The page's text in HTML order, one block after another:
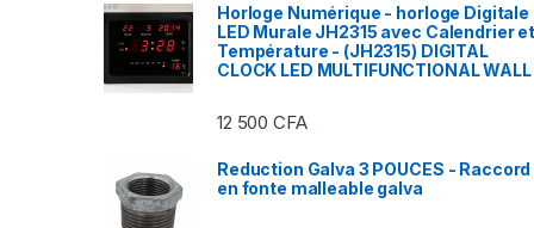
Horloge Numérique - horloge Digitale
LED Murale JH2315 avec Calendrier et
Température - (JH2315) DIGITAL
CLOCK LED MULTIFUNCTIONAL WALL
12 500CFA
Reduction Galva 3 POUCES - Raccord
en fonte malleable galva